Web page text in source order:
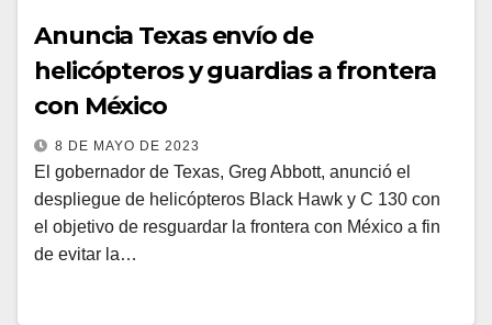
Anuncia Texas envío de
helicópteros y guardias a frontera
con México
8 DE MAYO DE 2023
El gobernador de Texas, Greg Abbott, anunció el
despliegue de helicópteros Black Hawk y C 130 con
el objetivo de resguardar la frontera con México a fin
de evitar la…